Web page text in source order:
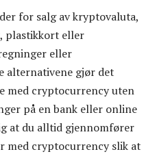
for salg av kryptovaluta,
plastikkort eller
eller
alternativene gjør det
med cryptocurrency uten
på en bank eller online
at du alltid gjennomfører
med cryptocurrency slik at